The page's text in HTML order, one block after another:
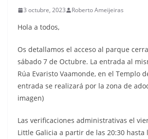
3 octubre, 2023 Roberto Ameijeiras
Hola a todos,
Os detallamos el acceso al parque
sábado 7 de Octubre. La entrada al
Rúa Evaristo Vaamonde, en el Templo
entrada se realizará por la zona de
imagen)
Las verificaciones administrativas el
Little Galicia a partir de las 20:30 hasta